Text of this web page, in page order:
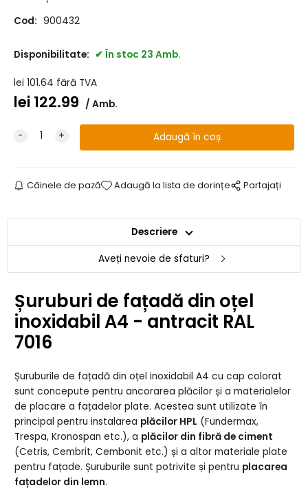
Cod: 900432
Disponibilitate: În stoc 23 Amb.
lei 101.64 fără TVA
lei122.99 Amb.
Câinele de pază Adaugă la lista de dorințe Partajați
Descriere
Aveți nevoie de sfaturi?
Șuruburi de fațadă din oțel
inoxidabil A4 - antracit RAL
7016
Șuruburile de fațadă din oțel inoxidabil A4 cu cap colorat
sunt concepute pentru ancorarea plăcilor și a materialelor
de placare a fațadelor plate. Acestea sunt utilizate în
principal pentru instalarea plăcilor HPL (Fundermax,
Trespa, Kronospan etc.), a plăcilor din fibră de ciment
(Cetris, Cembrit, Cembonit etc.) și a altor materiale plate
pentru fațade. Șuruburile sunt potrivite și pentru placarea
fațadelor din lemn.